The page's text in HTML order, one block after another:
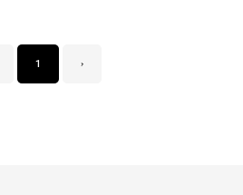
1 ›